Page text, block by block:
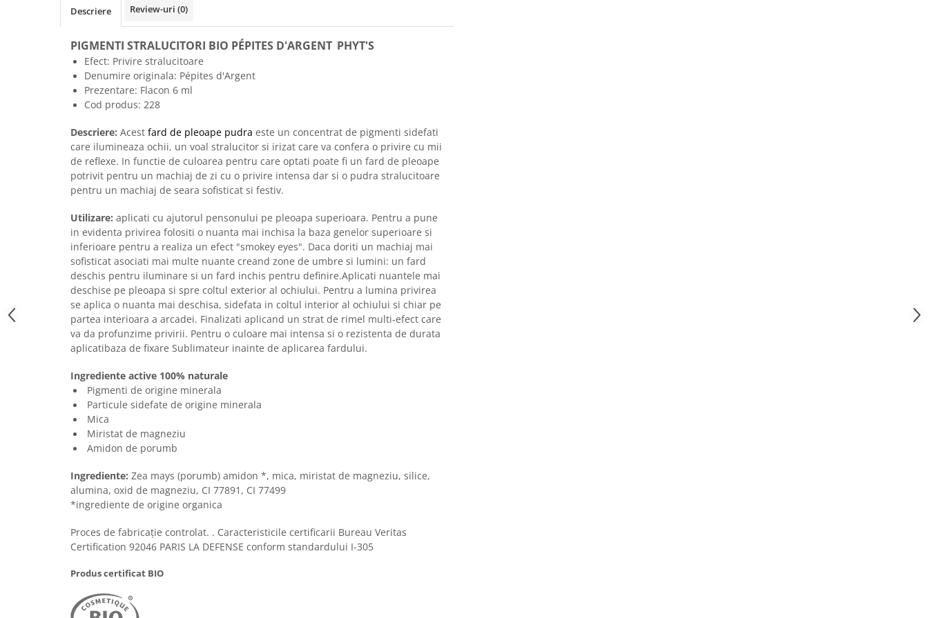
Descriere Review-uri (0)
PIGMENTI STRALUCITORI BIO PÉPITES D'ARGENT PHYT'S
Efect: Privire stralucitoare
Denumire originala: Pépites d'Argent
Prezentare: Flacon 6 ml
Cod produs: 228
Descriere: Acest fard de pleoape pudra este un concentrat de pigmenti sidefati
care ilumineaza ochii, un voal stralucitor si irizat care va confera o privire cu mii
de reflexe. In functie de culoarea pentru care optati poate fi un fard de pleoape
potrivit pentru un machiaj de zi cu o privire intensa dar si o pudra stralucitoare
pentru un machiaj de seara sofisticat si festiv.
Utilizare: aplicati cu ajutorul pensonului pe pleoapa superioara. Pentru a pune
in evidenta privirea folositi o nuanta mai inchisa la baza genelor superioare si
inferioare pentru a realiza un efect "smokey eyes". Daca doriti un machiaj mai
sofisticat asociati mai multe nuante creand zone de umbre si lumini: un fard
deschis pentru iluminare si un fard inchis pentru definire.Aplicati nuantele mai
deschise pe pleoapa si spre coltul exterior al ochiului. Pentru a lumina privirea
se aplica o nuanta mai deschisa, sidefata in coltul interior al ochiului si chiar pe
partea interioara a arcadei. Finalizati aplicand un strat de rimel multi-efect care
va da profunzime privirii. Pentru o culoare mai intensa si o rezistenta de durata
aplicatibaza de fixare Sublimateur inainte de aplicarea fardului.
Ingrediente active 100% naturale
Pigmenti de origine minerala
Particule sidefate de origine minerala
Mica
Miristat de magneziu
Amidon de porumb
Ingrediente: Zea mays (porumb) amidon *, mica, miristat de magneziu, silice,
alumina, oxid de magneziu, CI 77891, CI 77499
*ingrediente de origine organica
Proces de fabricație controlat. . Caracteristicile certificarii Bureau Veritas
Certification 92046 PARIS LA DEFENSE conform standardului I-305
Produs certificat BIO